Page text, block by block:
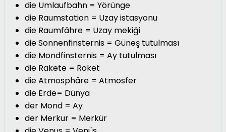
die Umlaufbahn = Yörünge
die Raumstation = Uzay istasyonu
die Raumfähre = Uzay mekiği
die Sonnenfinsternis = Güneş tutulması
die Mondfinsternis = Ay tutulması
die Rakete = Roket
die Atmosphäre = Atmosfer
die Erde= Dünya
der Mond = Ay
der Merkur = Merkür